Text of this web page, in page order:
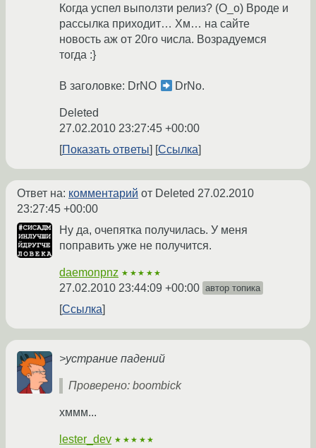
Когда успел выползти релиз? (O_o) Вроде и
рассылка приходит… Хм… на сайте
новость аж от 20го числа. Возрадуемся
тогда :}
В заголовке: DrNO DrNo.
Deleted
27.02.2010 23:27:45 +00:00
Показать ответы
Ссылка
Ответ на: комментарий от Deleted 27.02.2010
23:27:45 +00:00
Ну да, очепятка получилась. У меня
поправить уже не получится.
daemonpnz ★★★★★
27.02.2010 23:44:09 +00:00 автор топика
Ссылка
>устрание падений
Проверено: boombick
хммм...
lester_dev ★★★★★